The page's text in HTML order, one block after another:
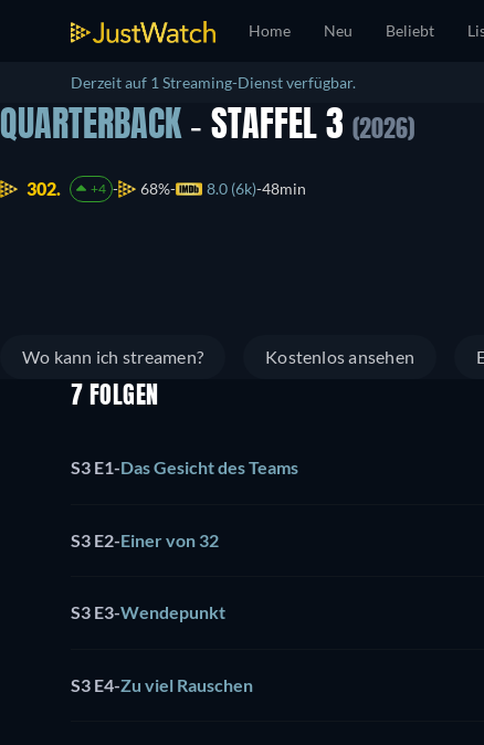
Home Neu Beliebt
Derzeit auf 1 Streaming-Dienst verfügbar.
QUARTERBACK - STAFFEL 3 (2026)
302. +4 68% 8.0 (6k) 48min
Wo kann ich streamen? Kostenlos ansehen
7 FOLGEN
S3 E1-Das Gesicht des Teams
S3 E2-Einer von 32
S3 E3-Wendepunkt
S3 E4-Zu viel Rauschen